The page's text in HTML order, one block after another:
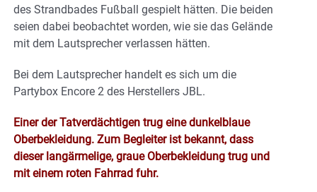
des Strandbades Fußball gespielt hätten. Die beiden
seien dabei beobachtet worden, wie sie das Gelände
mit dem Lautsprecher verlassen hätten.
Bei dem Lautsprecher handelt es sich um die
Partybox Encore 2 des Herstellers JBL.
Einer der Tatverdächtigen trug eine dunkelblaue
Oberbekleidung. Zum Begleiter ist bekannt, dass
dieser langärmelige, graue Oberbekleidung trug und
mit einem roten Fahrrad fuhr.